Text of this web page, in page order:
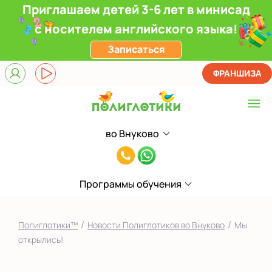
Приглашаем детей 3-6 лет в минисад
с носителем английского языка!
Записаться
во Внуково
Выберите центр
Верхние Лихоборы
ЖК Прокшино
8(991)949-
55
ФРАНШИЗА
Программы обучения
Полиглотики™ / Новости Полиглотиков во Внуково / Мы
открылись!